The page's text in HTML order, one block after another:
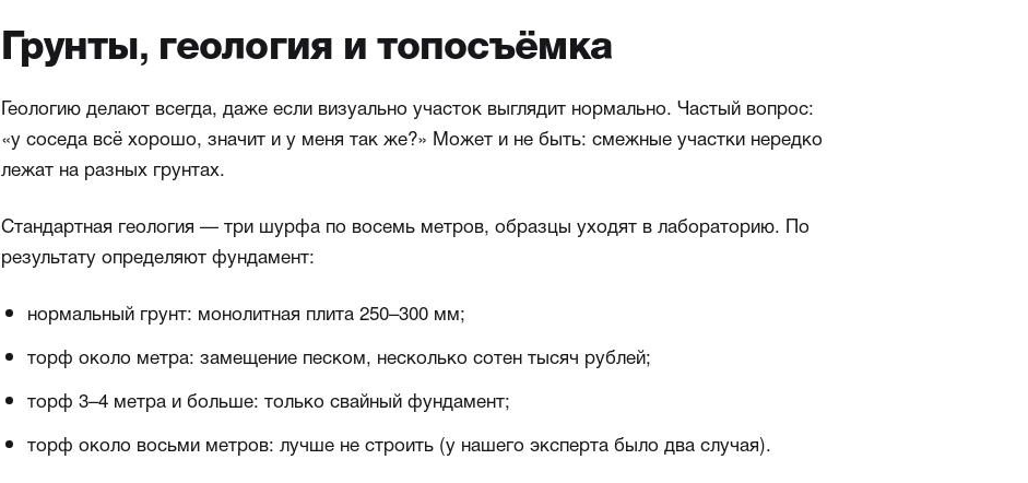
Грунты, геология и топосъёмка
Геологию делают всегда, даже если визуально участок выглядит нормально. Частый вопрос:
«у соседа всё хорошо, значит и у меня так же?» Может и не быть: смежные участки нередко
лежат на разных грунтах.
Стандартная геология — три шурфа по восемь метров, образцы уходят в лабораторию. По
результату определяют фундамент:
нормальный грунт: монолитная плита 250–300 мм;
торф около метра: замещение песком, несколько сотен тысяч рублей;
торф 3–4 метра и больше: только свайный фундамент;
торф около восьми метров: лучше не строить (у нашего эксперта было два случая).